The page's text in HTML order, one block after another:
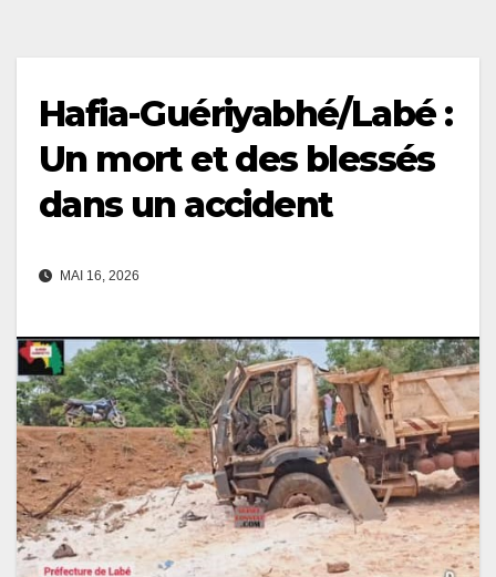
Hafia-Guériyabhé/Labé :
Un mort et des blessés
dans un accident
MAI 16, 2026